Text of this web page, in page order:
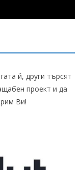
й, други търсят
проект и да
Ви!